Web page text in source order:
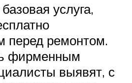
услуга,
перед ремонтом.
фирменным
выявят, с